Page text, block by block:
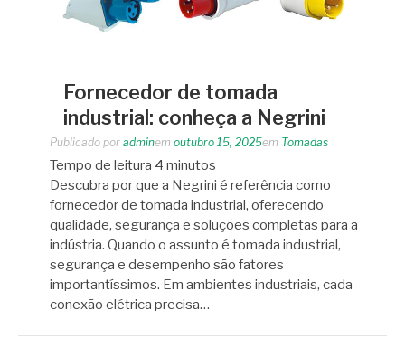
Fornecedor de tomada
industrial: conheça a Negrini
Publicado por adminem outubro 15, 2025em Tomadas
Tempo de leitura 4 minutos
Descubra por que a Negrini é referência como
fornecedor de tomada industrial, oferecendo
qualidade, segurança e soluções completas para a
indústria. Quando o assunto é tomada industrial,
segurança e desempenho são fatores
importantíssimos. Em ambientes industriais, cada
conexão elétrica precisa…